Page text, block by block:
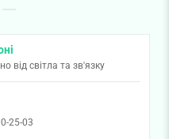
від світла та зв'язку
25-03